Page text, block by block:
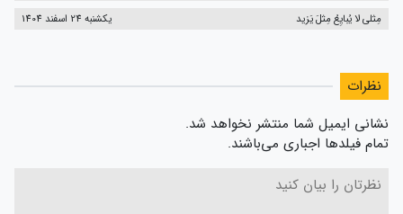
مِثلی لا یُبایِعُ مِثلَ یَزید
یکشنبه 24 اسفند 1404
نظرات
نشانی ایمیل شما منتشر نخواهد شد.
تمام فیلدها اجباری می‌باشند.